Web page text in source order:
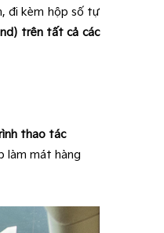
đi kèm hộp số tự
trên tất cả các
thao tác
làm mát hàng